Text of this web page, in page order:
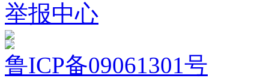
举报中心
鲁ICP备09061301号